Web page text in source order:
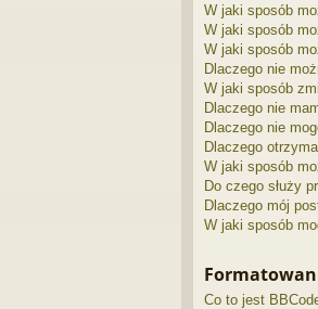
W jaki sposób
W jaki sposób
W jaki sposób
Dlaczego nie
W jaki sposób
Dlaczego nie
Dlaczego nie
Dlaczego
W jaki sposób
Do czego służy
Dlaczego mój
W jaki sposób
Co to jest